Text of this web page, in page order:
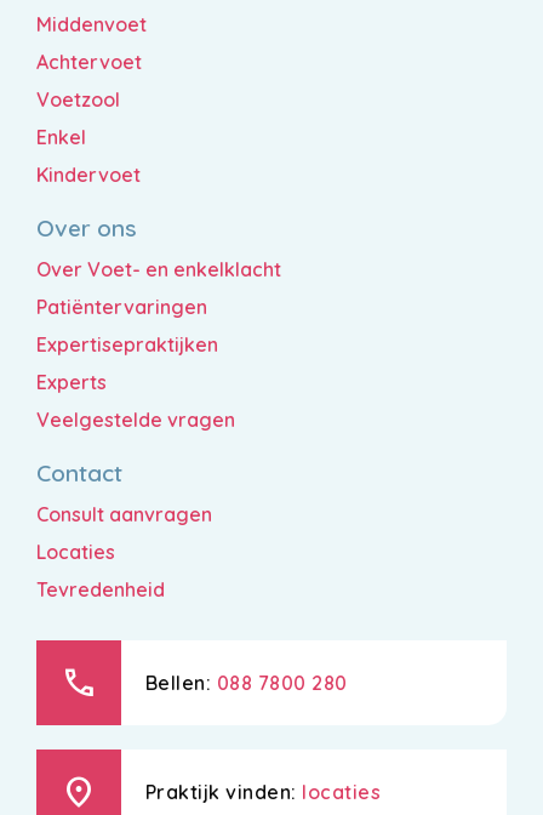
Middenvoet
Achtervoet
Voetzool
Enkel
Kindervoet
Over ons
Over Voet- en enkelklacht
Patiëntervaringen
Expertisepraktijken
Experts
Veelgestelde vragen
Contact
Consult aanvragen
Locaties
Tevredenheid
call Bellen: 088 7800 280
location_on Praktijk vinden: locaties